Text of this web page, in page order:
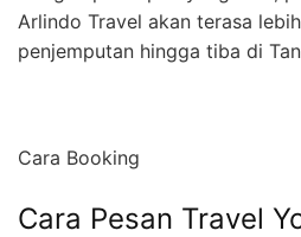
Arlindo Travel akan terasa
penjemputan hingga tiba di
Cara Booking
Cara Pesan Travel